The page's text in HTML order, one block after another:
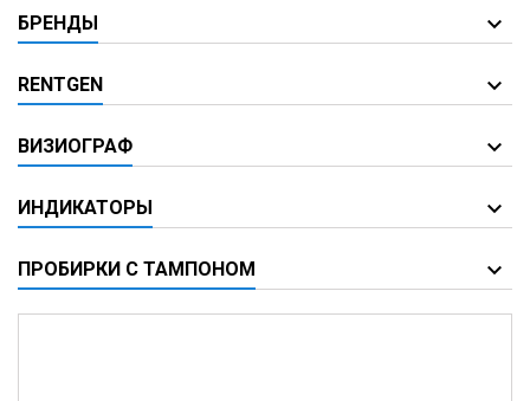
БРЕНДЫ
RENTGEN
ВИЗИОГРАФ
ИНДИКАТОРЫ
ПРОБИРКИ С ТАМПОНОМ